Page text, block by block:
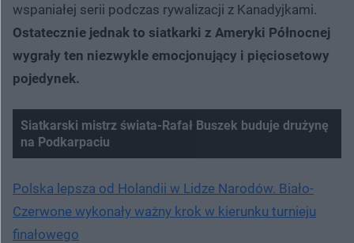
wspaniałej serii podczas rywalizacji z Kanadyjkami.
Ostatecznie jednak to siatkarki z Ameryki Północnej
wygrały ten niezwykle emocjonujący i pięciosetowy
pojedynek.
Siatkarski mistrz świata-Rafał Buszek buduje drużynę
na Podkarpaciu
Polska lepsza od Holandii w Lidze Narodów. Biało-
Czerwone wykonały ważny krok w kierunku turnieju
finałowego